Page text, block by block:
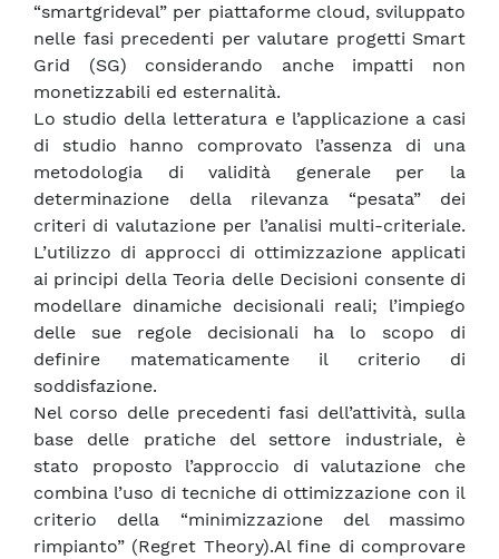
“smartgrideval” per piattaforme cloud, sviluppato
nelle fasi precedenti per valutare progetti Smart
Grid (SG) considerando anche impatti non
monetizzabili ed esternalità.
Lo studio della letteratura e l’applicazione a casi
di studio hanno comprovato l’assenza di una
metodologia di validità generale per la
determinazione della rilevanza “pesata” dei
criteri di valutazione per l’analisi multi-criteriale.
L’utilizzo di approcci di ottimizzazione applicati
ai principi della Teoria delle Decisioni consente di
modellare dinamiche decisionali reali; l’impiego
delle sue regole decisionali ha lo scopo di
definire matematicamente il criterio di
soddisfazione.
Nel corso delle precedenti fasi dell’attività, sulla
base delle pratiche del settore industriale, è
stato proposto l’approccio di valutazione che
combina l’uso di tecniche di ottimizzazione con il
criterio della “minimizzazione del massimo
rimpianto” (Regret Theory).Al fine di comprovare